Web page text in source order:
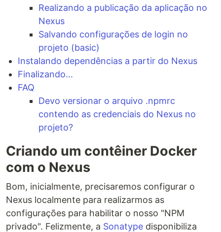
Realizando a publicação da aplicação no
Nexus
Salvando configurações de login no
projeto (basic)
Instalando dependências a partir do Nexus
Finalizando...
FAQ
Devo versionar o arquivo .npmrc
contendo as credenciais do Nexus no
projeto?
Criando um contêiner Docker
com o Nexus
Bom, inicialmente, precisaremos configurar o
Nexus localmente para realizarmos as
configurações para habilitar o nosso "NPM
privado". Felizmente, a Sonatype disponibiliza